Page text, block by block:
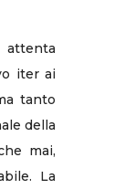
attenta
iter ai
tanto
della
mai,
La